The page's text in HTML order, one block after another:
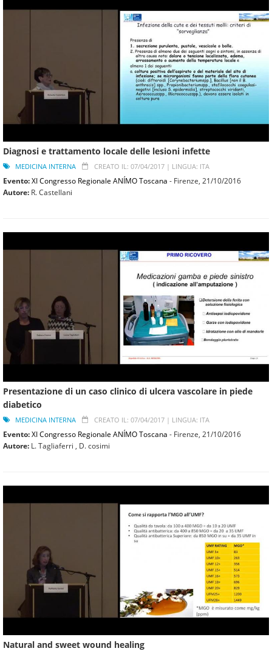
Diagnosi e trattamento locale delle lesioni infette
MEDICINA INTERNA CREATO IL: 07/04/2017 | LINGUA: ITA
Evento:XI Congresso Regionale ANÍMO Toscana - Firenze, 21/10/2016
Autore: R. Castellani
Presentazione di un caso clinico di ulcera vascolare in piede
diabetico
MEDICINA INTERNA CREATO IL: 07/04/2017 | LINGUA: ITA
Evento:XI Congresso Regionale ANÍMO Toscana - Firenze, 21/10/2016
Autore: L. Tagliaferri , D. cosimi
Natural and sweet wound healing